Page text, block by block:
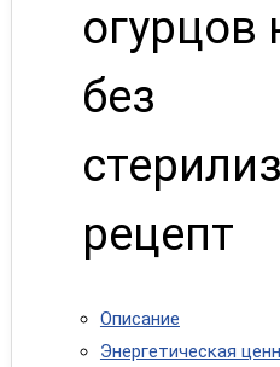
огурцов
без
рецепт
Описание
Энергетическая